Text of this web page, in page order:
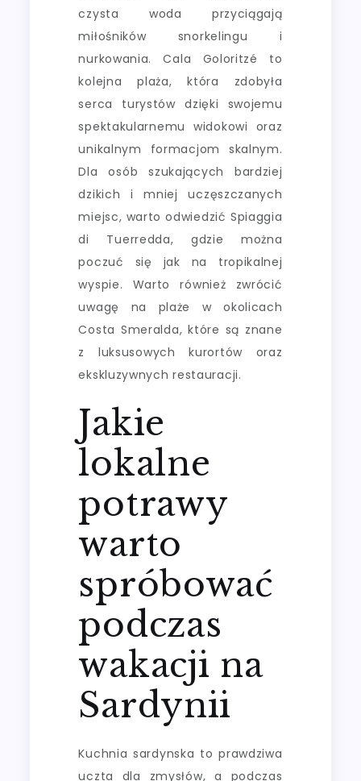
czysta woda przyciągają
miłośników snorkelingu i
nurkowania. Cala Goloritzé to
kolejna plaża, która zdobyła
serca turystów dzięki swojemu
spektakularnemu widokowi oraz
unikalnym formacjom skalnym.
Dla osób szukających bardziej
dzikich i mniej uczęszczanych
miejsc, warto odwiedzić Spiaggia
di Tuerredda, gdzie można
poczuć się jak na tropikalnej
wyspie. Warto również zwrócić
uwagę na plaże w okolicach
Costa Smeralda, które są znane
z luksusowych kurortów oraz
ekskluzywnych restauracji.
Jakie
lokalne
potrawy
warto
spróbować
podczas
wakacji na
Sardynii
Kuchnia sardynska to prawdziwa
uczta dla zmysłów, a podczas